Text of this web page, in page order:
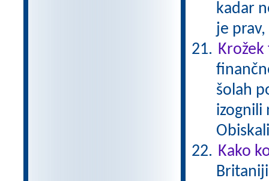
kadar
je
šolah
izognili
Kako